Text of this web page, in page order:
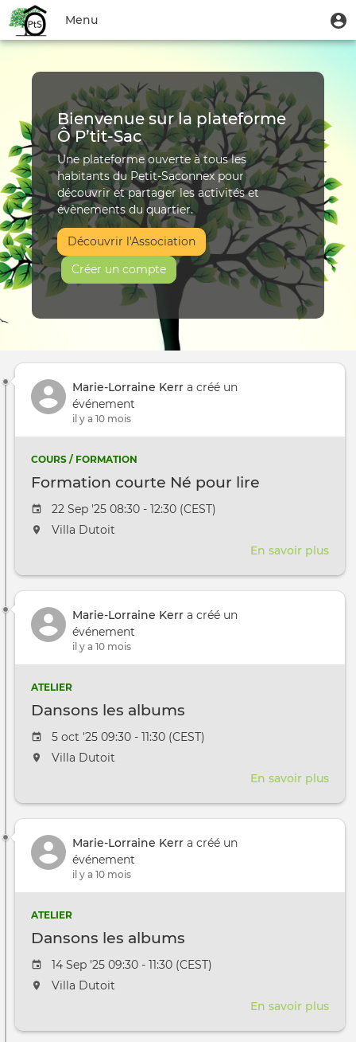
contenu
Accueil
|
P’tit‑Sac
Menu
du
l'utilisateur
Menu
Toggle
navigation
Bienvenue sur la plateforme
Ô P’tit‑Sac
Une plateforme ouverte à tous les
habitants du Petit-Saconnex pour
découvrir et partager les activités et
évènements du quartier.
Découvrir l'Association
Créer un compte
Marie-Lorraine Kerr a créé un
événement
il y a 10 mois
COURS / FORMATION
Formation courte Né pour lire
Date de l'évênement
22 Sep '25 08:30 - 12:30 (CEST)
L'événement aura lieu au / à
Villa Dutoit
En savoir plus
Né
Marie-Lorraine Kerr a créé un
événement
il y a 10 mois
ATELIER
Dansons les albums
Date de l'évênement
5 oct '25 09:30 - 11:30 (CEST)
L'événement aura lieu au / à
Villa Dutoit
En savoir plus
Marie-Lorraine Kerr a créé un
événement
il y a 10 mois
ATELIER
Dansons les albums
Date de l'évênement
14 Sep '25 09:30 - 11:30 (CEST)
L'événement aura lieu au / à
Villa Dutoit
En savoir plus